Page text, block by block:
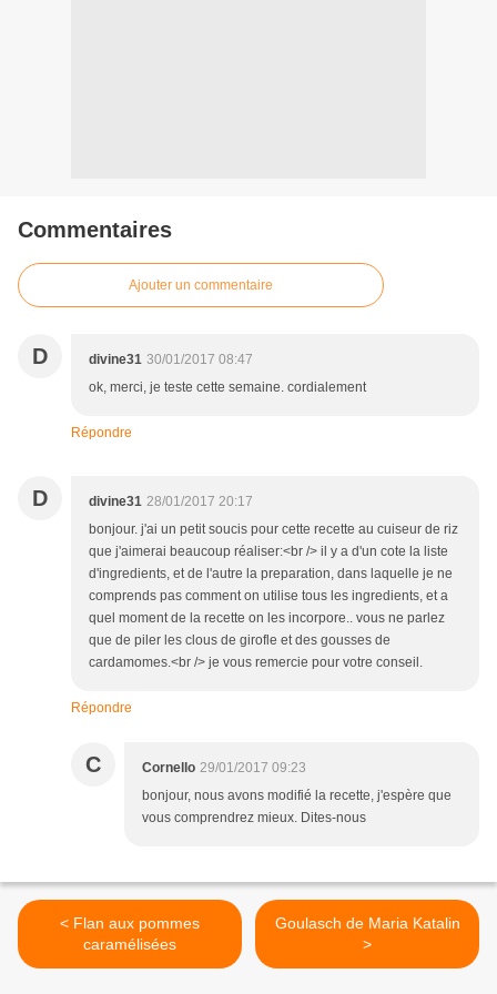
Commentaires
Ajouter un commentaire
D divine31 30/01/2017 08:47
ok, merci, je teste cette semaine. cordialement
Répondre
D divine31 28/01/2017 20:17
bonjour. j'ai un petit soucis pour cette recette au cuiseur de riz
que j'aimerai beaucoup réaliser:<br /> il y a d'un cote la liste
d'ingredients, et de l'autre la preparation, dans laquelle je ne
comprends pas comment on utilise tous les ingredients, et a
quel moment de la recette on les incorpore.. vous ne parlez
que de piler les clous de girofle et des gousses de
cardamomes.<br /> je vous remercie pour votre conseil.
Répondre
C Cornello 29/01/2017 09:23
bonjour, nous avons modifié la recette, j'espère que
vous comprendrez mieux. Dites-nous
< Flan aux pommes
caramélisées
Goulasch de Maria Katalin
>